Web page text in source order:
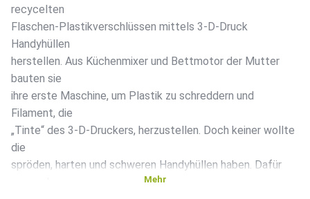
recycelten
Flaschen-Plastikverschlüssen mittels 3-D-Druck
Handyhüllen
herstellen. Aus Küchenmixer und Bettmotor der Mutter
bauten sie
ihre erste Maschine, um Plastik zu schreddern und
Filament, die
„Tinte“ des 3-D-Druckers, herzustellen. Doch keiner wollte
die
spröden, harten und schweren Handyhüllen haben. Dafür
Mehr